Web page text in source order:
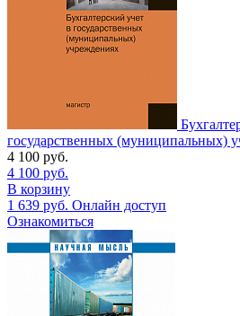
государственных (муниципальных)
4 100 руб.
4 100 руб.
В корзину
1 639 руб. Онлайн доступ
Ознакомиться